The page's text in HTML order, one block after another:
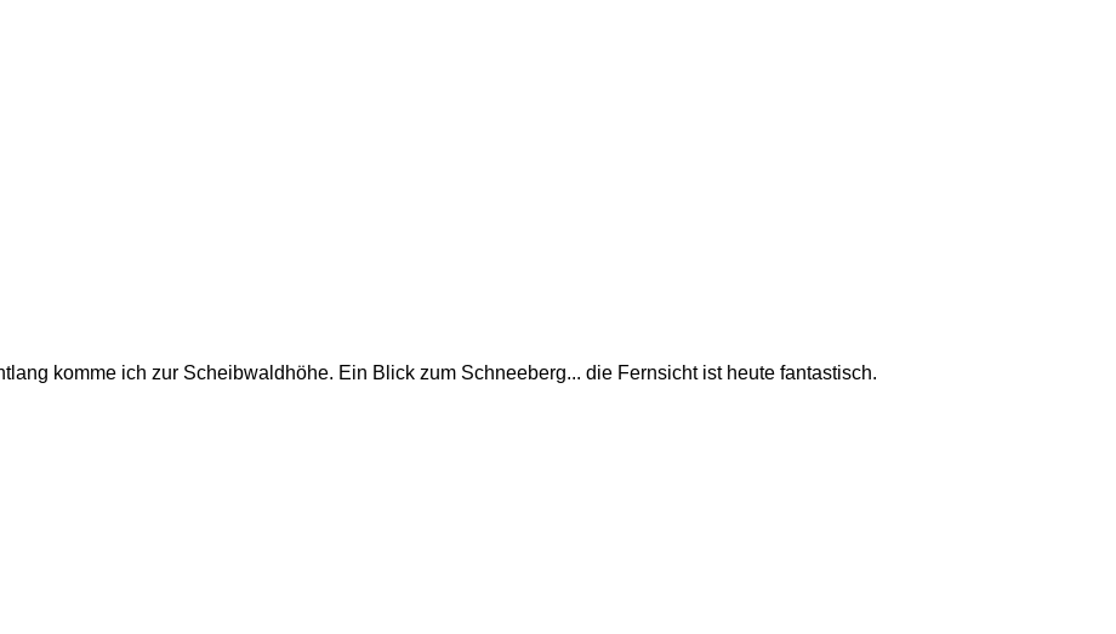
komme ich zur Scheibwaldhöhe. Ein Blick zum Schneeberg... die Fernsicht ist heute fantastisch.